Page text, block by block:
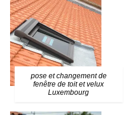
pose et changement de
fenêtre de toit et velux
Luxembourg